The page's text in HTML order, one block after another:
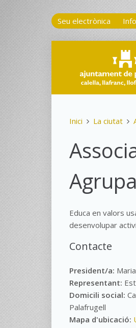
Seu electrònica
Inici La ciutat
Educa en valors
desenvolupar
Contacte
President/a:
Representant:
Domicili social:
Palafrugell
Mapa d'ubicació: